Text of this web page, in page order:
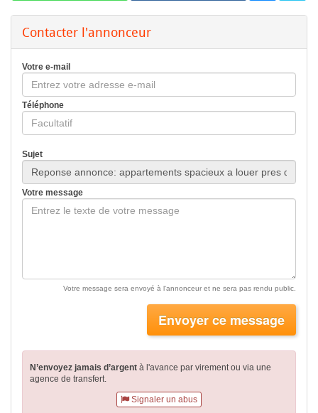
Contacter l'annonceur
Votre e-mail
Téléphone
Sujet
Votre message
Votre message sera envoyé à l'annonceur et ne sera pas rendu public.
Envoyer ce message
N’envoyez jamais d’argent à l'avance par virementou via une
agence de transfert.
Signaler un abus